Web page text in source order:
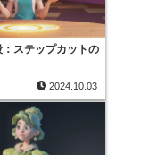
ステップカットの
2024.10.03